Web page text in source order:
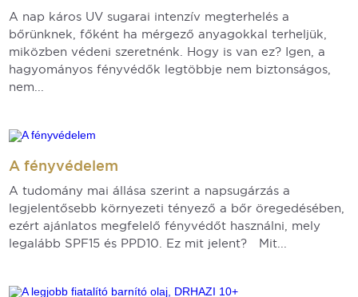
A nap káros UV sugarai intenzív megterhelés a
bőrünknek, főként ha mérgező anyagokkal terheljük,
miközben védeni szeretnénk. Hogy is van ez? Igen, a
hagyományos fényvédők legtöbbje nem biztonságos,
nem...
A fényvédelem
A tudomány mai állása szerint a napsugárzás a
legjelentősebb környezeti tényező a bőr öregedésében,
ezért ajánlatos megfelelő fényvédőt használni, mely
legalább SPF15 és PPD10. Ez mit jelent? Mit...